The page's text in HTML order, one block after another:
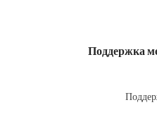
Поддержка